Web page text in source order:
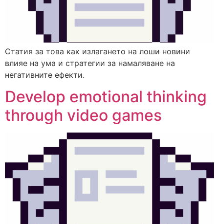
Статия за това как излагането на лоши новини
влияе на ума и стратегии за намаляване на
негативните ефекти.
Develop emotional thinking
through video games